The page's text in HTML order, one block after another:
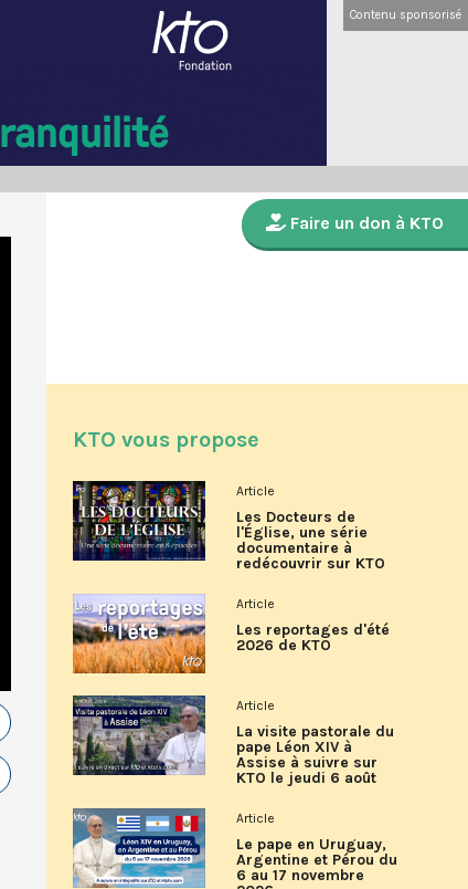
Contenu sponsorisé
Faire un don à KTO
KTO vous propose
Article
Les Docteurs de
l'Église, une série
documentaire à
redécouvrir sur KTO
Article
Les reportages d'été
2026 de KTO
Article
La visite pastorale du
pape Léon XIV à
Assise à suivre sur
KTO le jeudi 6 août
Article
Le pape en Uruguay,
Argentine et Pérou du
6 au 17 novembre